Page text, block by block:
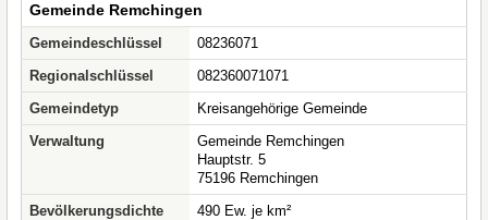
Gemeinde Remchingen
Gemeindeschlüssel
08236071
Regionalschlüssel
082360071071
Gemeindetyp
Kreisangehörige Gemeinde
Verwaltung
Gemeinde Remchingen
Hauptstr. 5
75196 Remchingen
Bevölkerungsdichte
490 Ew. je km²